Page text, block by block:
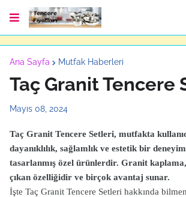
Ana Sayfa Mutfak Haberleri
Taç Granit Tencere
Mayıs 08, 2024
Taç Granit Tencere Setleri, mutfakta
dayanıklılık, sağlamlık ve estetik bir
tasarlanmış özel ürünlerdir. Granit
çıkan özelliğidir ve birçok avantaj sunar.
İşte Taç Granit Tencere Setleri hakkında